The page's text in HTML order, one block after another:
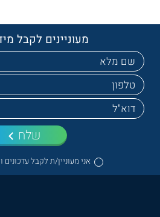
מעוניינים לקבל
אני מעוניין/ת לקבל עדכונים
שלח